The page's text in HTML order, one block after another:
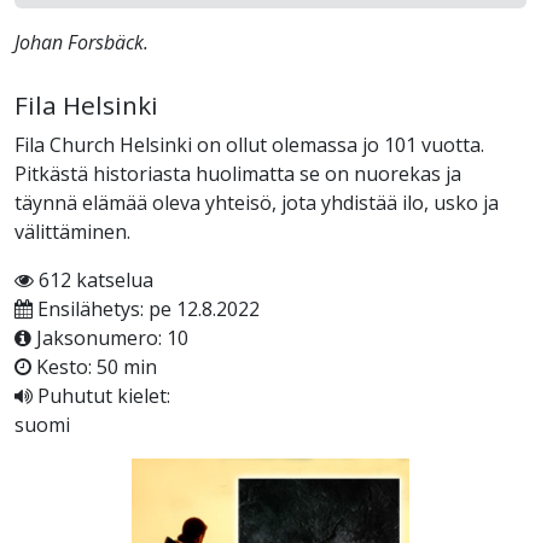
Johan Forsbäck.
Fila Helsinki
Fila Church Helsinki on ollut olemassa jo 101 vuotta.
Pitkästä historiasta huolimatta se on nuorekas ja
täynnä elämää oleva yhteisö, jota yhdistää ilo, usko ja
välittäminen.
612 katselua
Ensilähetys: pe 12.8.2022
Jaksonumero: 10
Kesto: 50 min
Puhutut kielet:
suomi